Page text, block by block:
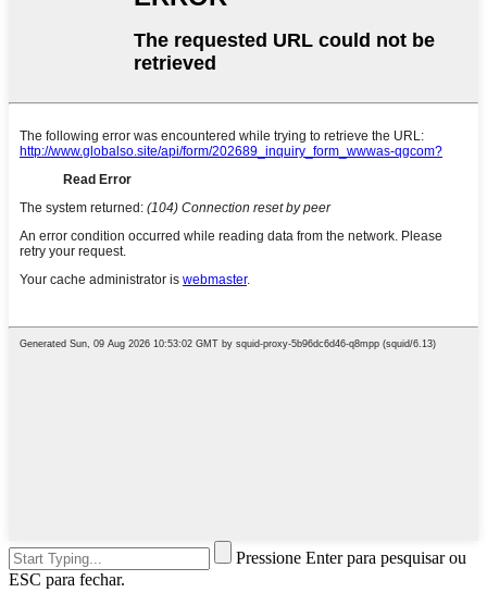
Pressione Enter para pesquisar ou
ESC para fechar.